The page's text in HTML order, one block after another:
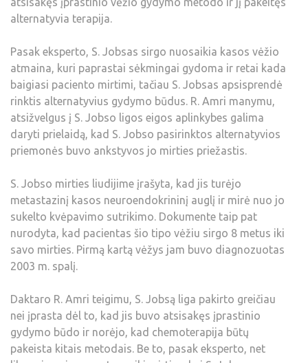
alternatyvia terapija.
Pasak eksperto, S. Jobsas sirgo nuosaikia kasos vėžio
atmaina, kuri paprastai sėkmingai gydoma ir retai kada
baigiasi paciento mirtimi, tačiau S. Jobsas apsisprendė
rinktis alternatyvius gydymo būdus. R. Amri manymu,
atsižvelgus į S. Jobso ligos eigos aplinkybes galima
daryti prielaidą, kad S. Jobso pasirinktos alternatyvios
priemonės buvo ankstyvos jo mirties priežastis.
S. Jobso mirties liudijime įrašyta, kad jis turėjo
metastazinį kasos neuroendokrininį auglį ir mirė nuo jo
sukelto kvėpavimo sutrikimo. Dokumente taip pat
nurodyta, kad pacientas šio tipo vėžiu sirgo 8 metus iki
savo mirties. Pirmą kartą vėžys jam buvo diagnozuotas
2003 m. spalį.
Daktaro R. Amri teigimu, S. Jobsą liga pakirto greičiau
nei įprasta dėl to, kad jis buvo atsisakęs įprastinio
gydymo būdo ir norėjo, kad chemoterapija būtų
pakeista kitais metodais. Be to, pasak eksperto, net